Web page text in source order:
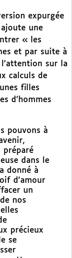
expurgée
ajoute une
« les
et par suite à
sur la
calculs de
filles
d’hommes
pouvons à
préparé
dans le
donné à
d’amour
un
nos
précieux
se